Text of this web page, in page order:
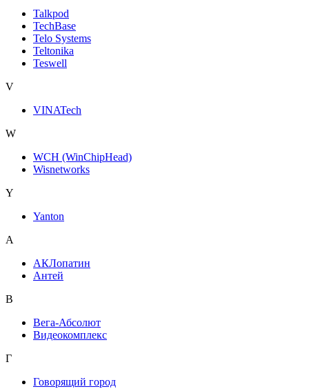
Talkpod
TechBase
Telo Systems
Teltonika
Teswell
V
VINATech
W
WCH (WinChipHead)
Wisnetworks
Y
Yanton
А
АКЛопатин
Антей
В
Вега-Абсолют
Видеокомплекс
Г
Говорящий город